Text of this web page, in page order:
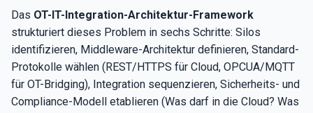
Das OT-IT-Integration-Architektur-Framework
strukturiert dieses Problem in sechs Schritte: Silos
identifizieren, Middleware-Architektur definieren, Standard-
Protokolle wählen (REST/HTTPS für Cloud, OPCUA/MQTT
für OT-Bridging), Integration sequenzieren, Sicherheits- und
Compliance-Modell etablieren (Was darf in die Cloud? Was